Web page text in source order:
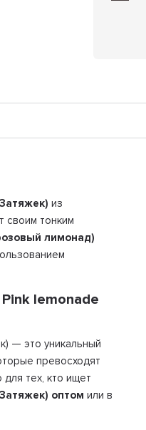
из
своим тонким
лимонад)
lemonade
— это уникальный
превосходят
тех, кто ищет
оптом или в